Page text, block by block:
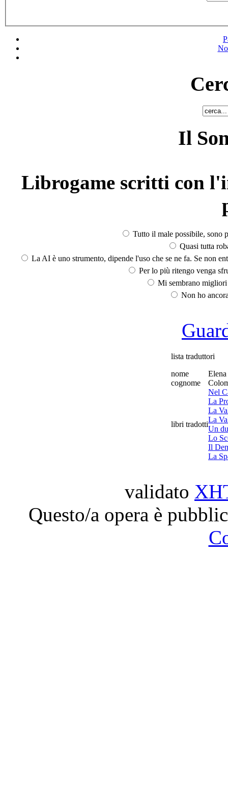
Il
Librogame scritti con
Tutto il male possibile, sono
Quasi tutta
La AI è uno strumento, dipende l'uso che se ne fa. Se non
Per lo più ritengo venga
Mi sembrano
Non ho
lista traduttori
nome
Elena
cognome
libri tradotti
Nel
La
La
La
Un
Lo
Il
La
validato
Questo/a opera è